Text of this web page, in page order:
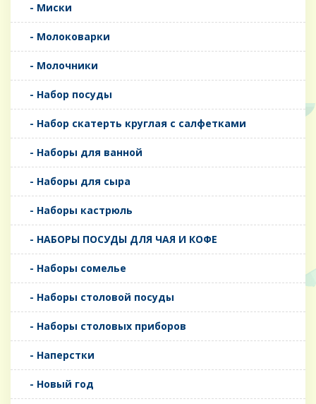
- Миски
- Молоковарки
- Молочники
- Набор посуды
- Набор скатерть круглая с салфетками
- Наборы для ванной
- Наборы для сыра
- Наборы кастрюль
- НАБОРЫ ПОСУДЫ ДЛЯ ЧАЯ И КОФЕ
- Наборы сомелье
- Наборы столовой посуды
- Наборы столовых приборов
- Наперстки
- Новый год